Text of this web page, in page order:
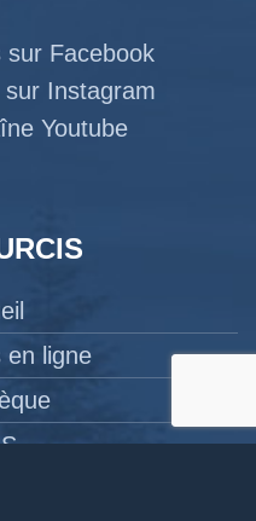
sur Facebook
Instagram
Youtube
en ligne